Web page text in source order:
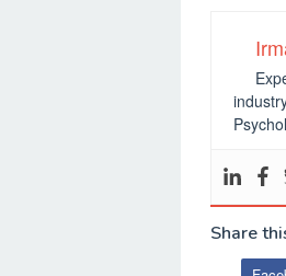
Share